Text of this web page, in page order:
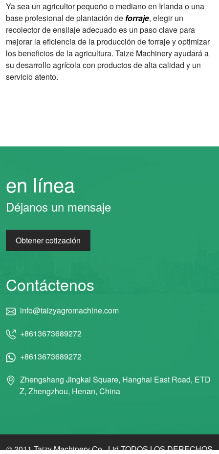
Ya sea un agricultor pequeño o mediano en Irlanda o una
base profesional de plantación deforraje, elegir un
recolector de ensilaje adecuado es un paso clave para
mejorar la eficiencia de la producción de forraje y optimizar
los beneficios de la agricultura. Taize Machinery ayudará a
su desarrollo agrícola con productos de alta calidad y un
servicio atento.
en línea
Déjanos un mensaje
Obtener cotización
Contáctenos
info@taizyagromachine.com
+8613673689272
+8613673689272
Zhengshang Jingkai Square, Hanghai East Road, ETD
Z, Zhengzhou, Henan, China
© 2011 Taizy Machinery Co., Ltd TODOS LOS DERECHOS